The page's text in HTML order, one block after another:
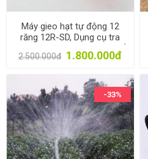
Máy gieo hạt tự động 12
răng 12R-SD, Dụng cụ tra
hạt một hàng 14cm, Có thể
thay đổi số miệng
2.500.000đ 1.800.000đ
-33%